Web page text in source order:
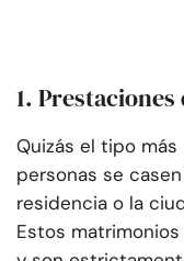
1.
Quizás el tipo
personas se
residencia o la
Estos